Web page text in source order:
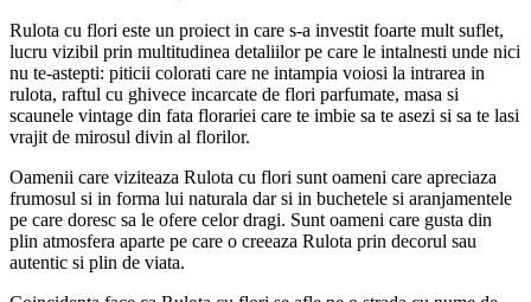
Rulota cu flori este un proiect in care s-a investit foarte mult suflet,
lucru vizibil prin multitudinea detaliilor pe care le intalnesti unde nici
nu te-astepti: piticii colorati care ne intampia voiosi la intrarea in
rulota, raftul cu ghivece incarcate de flori parfumate, masa si
scaunele vintage din fata florariei care te imbie sa te asezi si sa te lasi
vrajit de mirosul divin al florilor.
Oamenii care viziteaza Rulota cu flori sunt oameni care apreciaza
frumosul si in forma lui naturala dar si in buchetele si aranjamentele
pe care doresc sa le ofere celor dragi. Sunt oameni care gusta din
plin atmosfera aparte pe care o creeaza Rulota prin decorul sau
autentic si plin de viata.